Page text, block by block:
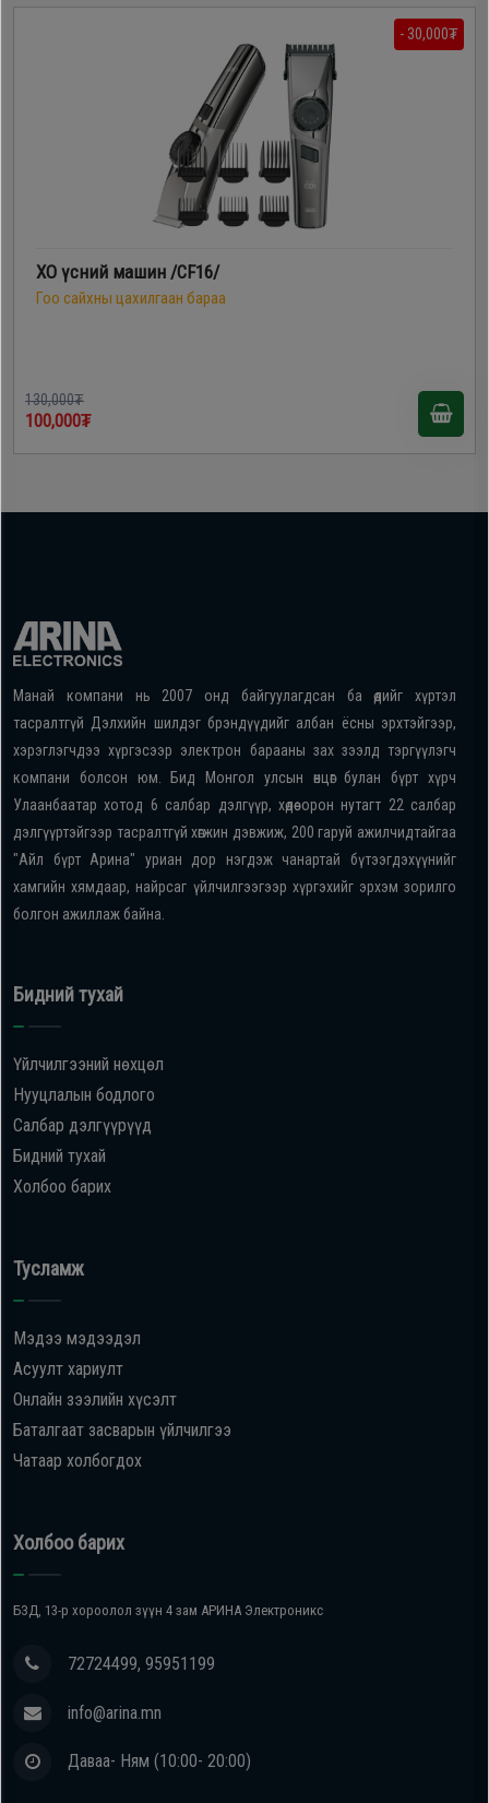
- 30,000₮
XO үсний машин /CF16/
Гоо сайхны цахилгаан бараа
130,000₮
100,000₮
Манай компани нь 2007 онд байгуулагдсан ба өдийг хүртэл
тасралтгүй Дэлхийн шилдэг брэндүүдийг албан ёсны эрхтэйгээр,
хэрэглэгчдээ хүргэсээр электрон барааны зах зээлд тэргүүлэгч
компани болсон юм. Бид Монгол улсын өнцөг булан бүрт хүрч
Улаанбаатар хотод 6 салбар дэлгүүр, хөдөө орон нутагт 22 салбар
дэлгүүртэйгээр тасралтгүй хөгжин дэвжиж, 200 гаруй ажилчидтайгаа
"Айл бүрт Арина" уриан дор нэгдэж чанартай бүтээгдэхүүнийг
хамгийн хямдаар, найрсаг үйлчилгээгээр хүргэхийг эрхэм зорилго
болгон ажиллаж байна.
Бидний тухай
Үйлчилгээний нөхцөл
Нууцлалын бодлого
Салбар дэлгүүрүүд
Бидний тухай
Холбоо барих
Тусламж
Мэдээ мэдээдэл
Асуулт хариулт
Онлайн зээлийн хүсэлт
Баталгаат засварын үйлчилгээ
Чатаар холбогдох
Холбоо барих
БЗД, 13-р хороолол зүүн 4 зам АРИНА Электроникс
72724499, 95951199
info@arina.mn
Даваа- Ням (10:00- 20:00)